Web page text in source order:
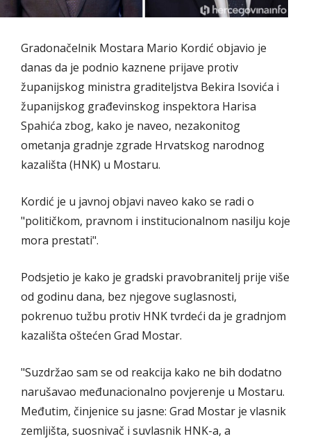
Gradonačelnik Mostara Mario Kordić objavio je
danas da je podnio kaznene prijave protiv
županijskog ministra graditeljstva Bekira Isovića i
županijskog građevinskog inspektora Harisa
Spahića zbog, kako je naveo, nezakonitog
ometanja gradnje zgrade Hrvatskog narodnog
kazališta (HNK) u Mostaru.
Kordić je u javnoj objavi naveo kako se radi o
"političkom, pravnom i institucionalnom nasilju koje
mora prestati".
Podsjetio je kako je gradski pravobranitelj prije više
od godinu dana, bez njegove suglasnosti,
pokrenuo tužbu protiv HNK tvrdeći da je gradnjom
kazališta oštećen Grad Mostar.
"Suzdržao sam se od reakcija kako ne bih dodatno
narušavao međunacionalno povjerenje u Mostaru.
Međutim, činjenice su jasne: Grad Mostar je vlasnik
zemljišta, suosnivač i suvlasnik HNK-a, a